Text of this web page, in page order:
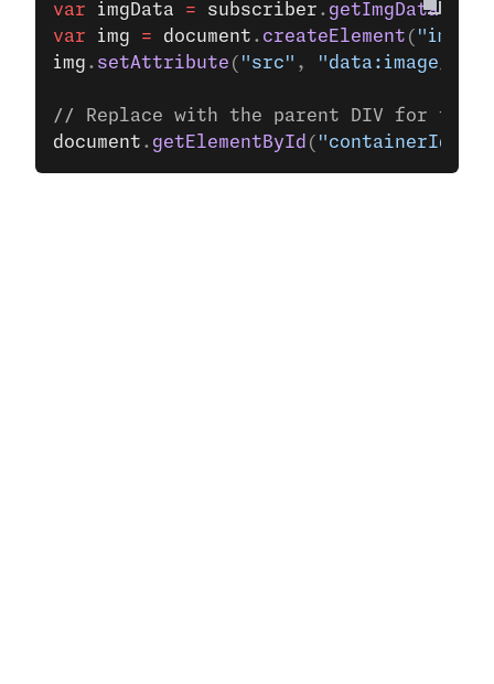
var imgData = subscriber . getImgData();
var img = document . createElement ( "img"
img . setAttribute ( "src" , "data:image/
// Replace with the parent DIV for the
document . getElementById ( "containerId"